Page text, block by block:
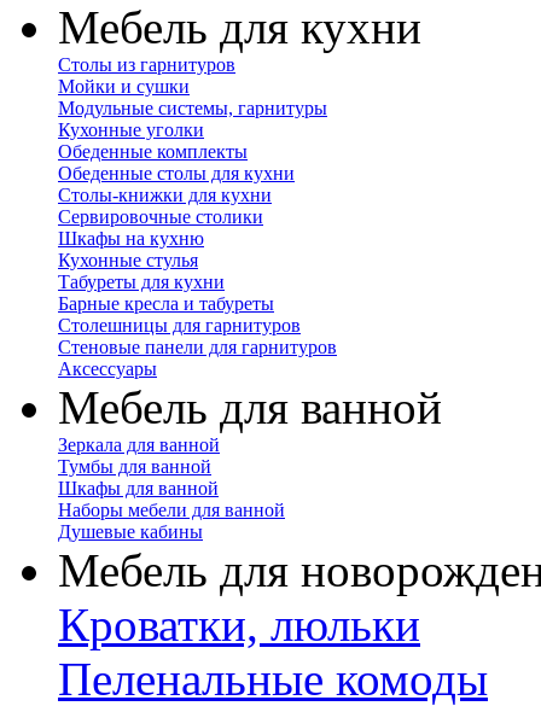
Мебель для кухни
Столы из гарнитуров
Мойки и сушки
Модульные системы, гарнитуры
Кухонные уголки
Обеденные комплекты
Обеденные столы для кухни
Столы-книжки для кухни
Сервировочные столики
Шкафы на кухню
Кухонные стулья
Табуреты для кухни
Барные кресла и табуреты
Столешницы для гарнитуров
Стеновые панели для гарнитуров
Аксессуары
Мебель для ванной
Зеркала для ванной
Тумбы для ванной
Шкафы для ванной
Наборы мебели для ванной
Душевые кабины
Мебель для
Кроватки, люльки
Пеленальные комоды